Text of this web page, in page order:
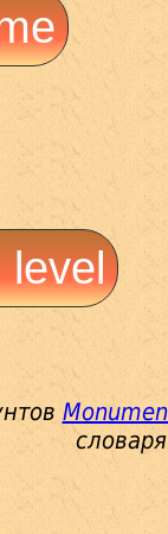
level